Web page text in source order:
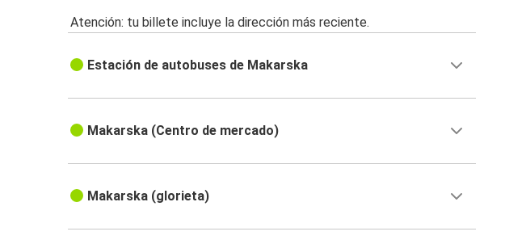
Atención: tu billete incluye la dirección más reciente.
Estación de autobuses de Makarska
Makarska (Centro de mercado)
Makarska (glorieta)